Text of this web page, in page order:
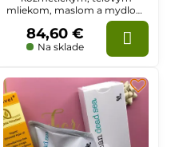
mliekom, maslom a mydlom
z Mŕtveho mora
Na sklade
84,60 €